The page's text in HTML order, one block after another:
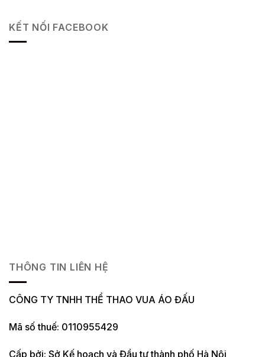
KẾT NỐI FACEBOOK
THÔNG TIN LIÊN HỆ
CÔNG TY TNHH THỂ THAO VUA ÁO ĐẤU
Mã số thuế: 0110955429
Cấp bởi: Sở Kế hoạch và Đầu tư thành phố Hà Nội